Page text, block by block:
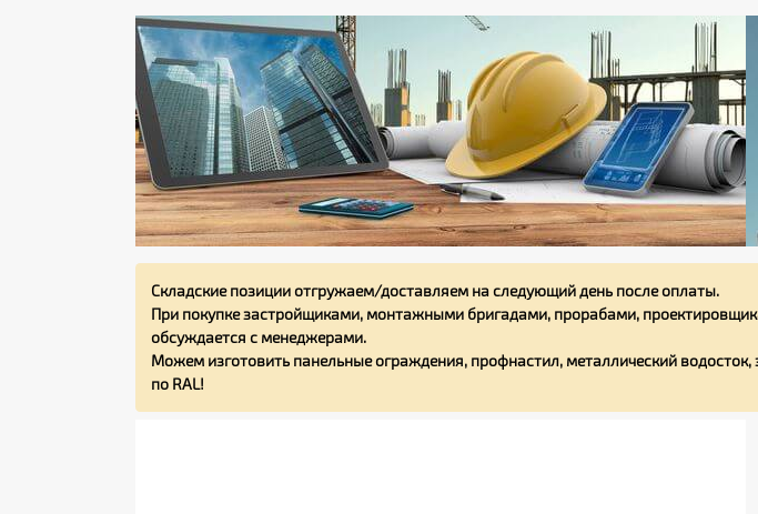
Складские позиции отгружаем/доставляем на следующий день после оплаты.
При покупке застройщиками, монтажными бригадами, прорабами,
обсуждается с менеджерами.
Можем изготовить панельные ограждения, профнастил, металлический
по RAL!